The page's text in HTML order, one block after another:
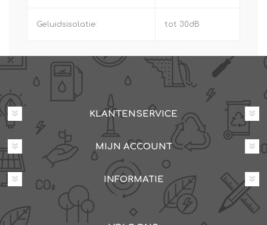
Geluidsisolatie: tot 30dB
KLANTENSERVICE
MIJN ACCOUNT
INFORMATIE